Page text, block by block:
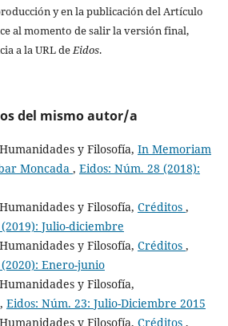
y en la publicación del Artículo
al momento de salir la versión final,
a la URL deEidos.
del mismo autor/a
y Filosofía, In Memoriam
Moncada , Eidos: Núm. 28 (2018):
y Filosofía, Créditos ,
Julio-diciembre
y Filosofía, Créditos ,
Enero-junio
y Filosofía,
, Eidos: Núm. 23: Julio-Diciembre 2015
y Filosofía, Créditos ,